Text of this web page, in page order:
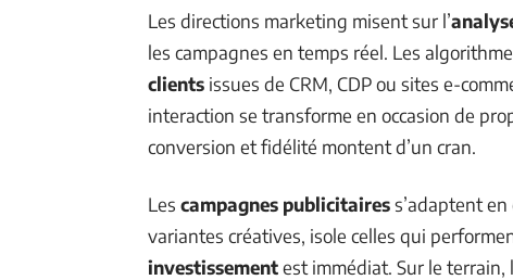
Les directions marketing misent sur l’
les campagnes en temps réel. Les
clients issues de CRM, CDP ou sites e-
interaction se transforme en occasion de
conversion et fidélité montent d’un cran.
Les campagnes publicitairess’adaptent
variantes créatives, isole celles qui
investissementest immédiat. Sur le terrain,